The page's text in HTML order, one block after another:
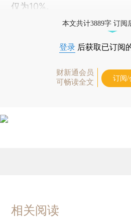
仅为10%。
本文共计3889字 订阅
登录 后获取已订阅
财新通会员
可畅读全文
订阅/
相关阅读